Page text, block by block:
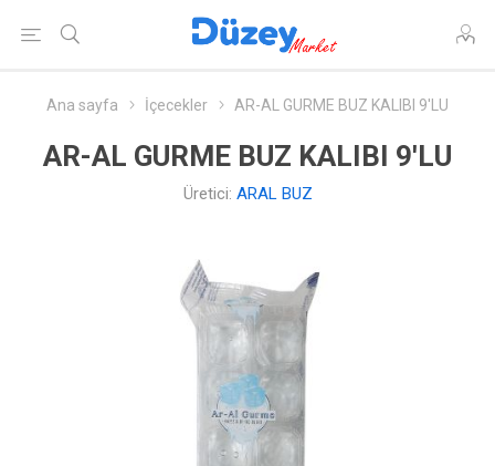
Ana sayfa İçecekler AR-AL GURME BUZ KALIBI 9'LU
AR-AL GURME BUZ KALIBI 9'LU
Üretici: ARAL BUZ